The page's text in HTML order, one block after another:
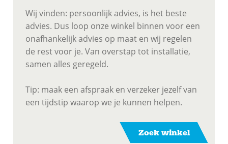
Wij vinden: persoonlijk advies, is het beste
advies. Dus loop onze winkel binnen voor een
onafhankelijk advies op maat en wij regelen
de rest voor je. Van overstap tot installatie,
samen alles geregeld.
Tip: maak een afspraak en verzeker jezelf van
een tijdstip waarop we je kunnen helpen.
Zoek winkel